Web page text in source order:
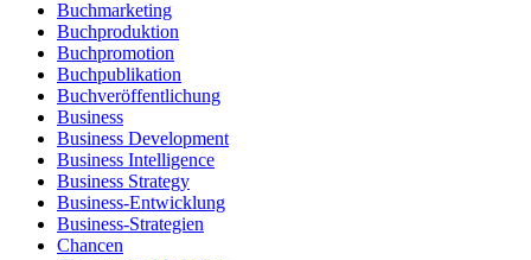
Buchmarketing
Buchproduktion
Buchpromotion
Buchpublikation
Buchveröffentlichung
Business
Business Development
Business Intelligence
Business Strategy
Business-Entwicklung
Business-Strategien
Chancen